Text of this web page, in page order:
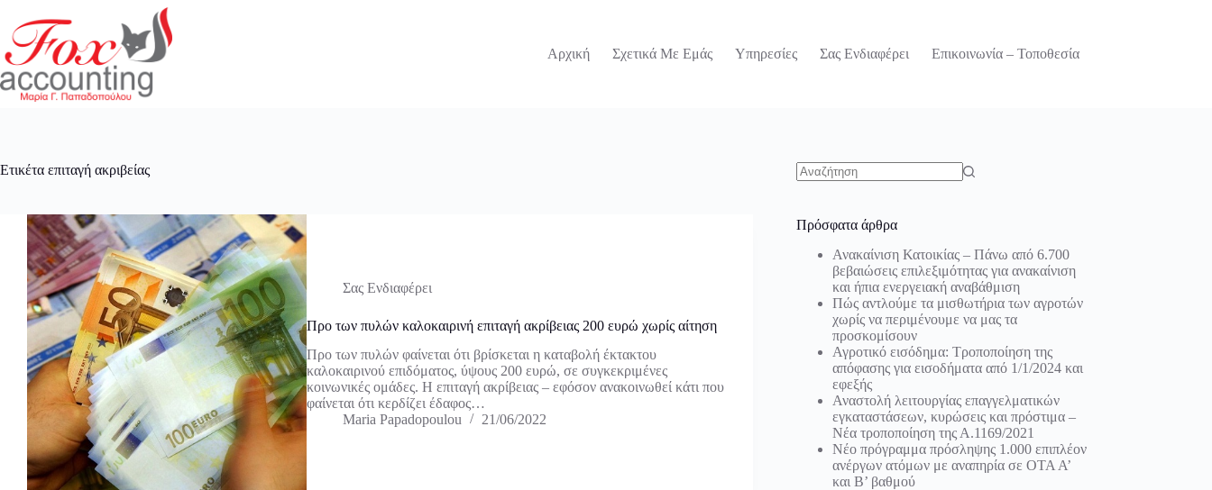
στο
περιεχόμενο
Αρχική
Σχετικά Με Εμάς Υπηρεσίες Σας Ενδιαφέρει Επικοινωνία – Τοποθεσία
Ετικέτα επιταγή ακριβείας
Σας Ενδιαφέρει
Προ των πυλών καλοκαιρινή επιταγή ακρίβειας 200 ευρώ χωρίς αίτηση
Προ των πυλών φαίνεται ότι βρίσκεται η καταβολή έκτακτου
καλοκαιρινού επιδόματος, ύψους 200 ευρώ, σε συγκεκριμένες
κοινωνικές ομάδες. Η επιταγή ακρίβειας – εφόσον ανακοινωθεί κάτι που
φαίνεται ότι κερδίζει έδαφος…
Maria Papadopoulou
21/06/2022
Πρόσφατα άρθρα
Ανακαίνιση Κατοικίας – Πάνω από 6.700
βεβαιώσεις επιλεξιμότητας για ανακαίνιση
και ήπια ενεργειακή αναβάθμιση
Πώς αντλούμε τα μισθωτήρια των αγροτών
χωρίς να περιμένουμε να μας τα
προσκομίσουν
Αγροτικό εισόδημα: Τροποποίηση της
απόφασης για εισοδήματα από 1/1/2024 και
εφεξής
Αναστολή λειτουργίας επαγγελματικών
εγκαταστάσεων, κυρώσεις και πρόστιμα –
Νέα τροποποίηση της Α.1169/2021
Νέο πρόγραμμα πρόσληψης 1.000 επιπλέον
ανέργων ατόμων με αναπηρία σε ΟΤΑ Α’
και Β’ βαθμού